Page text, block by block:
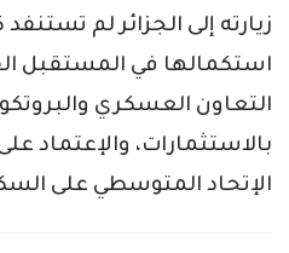
زيارته إلى الجزائر لم
استكمالها في المستقبل
التعاون العسكري
بالاستثمارات، والإعتماد
الإتحاد المتوسطي على